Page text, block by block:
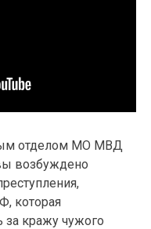
отделом МО МВД
возбуждено
которая
за кражу чужого